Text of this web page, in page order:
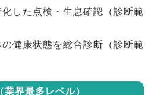
した点検・生息確認（診断範
健康状態を総合診断（診断範
界最多レベル）